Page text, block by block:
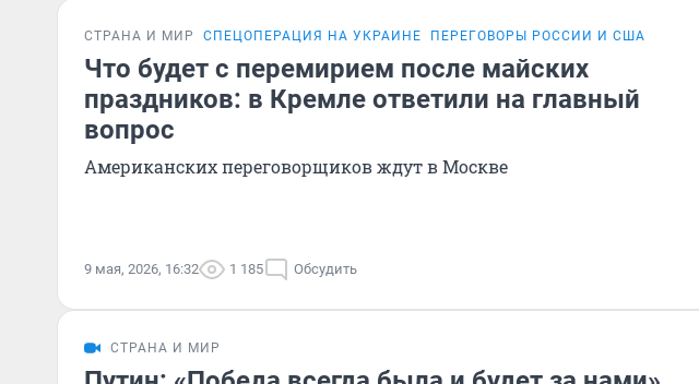
СТРАНА И МИР СПЕЦОПЕРАЦИЯ НА УКРАИНЕ ПЕРЕГОВОРЫ РОССИИ И США
Что будет с перемирием после майских
праздников: в Кремле ответили на главный
вопрос
Американских переговорщиков ждут в Москве
9 мая, 2026, 16:32 1 185 Обсудить
СТРАНА И МИР